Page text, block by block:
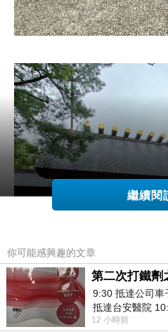
神社的絵馬
有二款，另一款是星星的
繼續閱
你可能感興趣的文章
第二次打鐵劑
9:30 抵達公司車
抵達台安醫院
去的 B12 彌可保
12 小時前